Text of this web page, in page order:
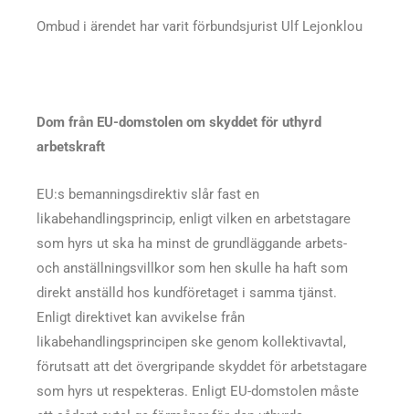
Ombud i ärendet har varit förbundsjurist Ulf Lejonklou
Dom från EU-domstolen om skyddet för uthyrd
arbetskraft
EU:s bemanningsdirektiv slår fast en
likabehandlingsprincip, enligt vilken en arbetstagare
som hyrs ut ska ha minst de grundläggande arbets-
och anställningsvillkor som hen skulle ha haft som
direkt anställd hos kundföretaget i samma tjänst.
Enligt direktivet kan avvikelse från
likabehandlingsprincipen ske genom kollektivavtal,
förutsatt att det övergripande skyddet för arbetstagare
som hyrs ut respekteras. Enligt EU-domstolen måste